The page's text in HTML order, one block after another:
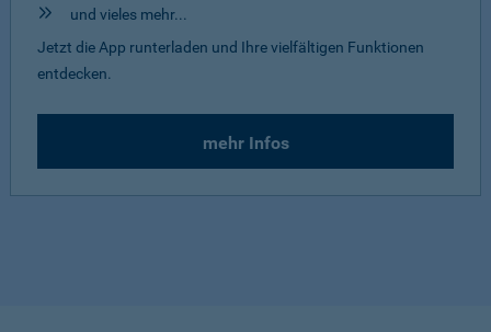
und vieles mehr...
Jetzt die App runterladen und Ihre vielfältigen Funktionen
entdecken.
mehr Infos